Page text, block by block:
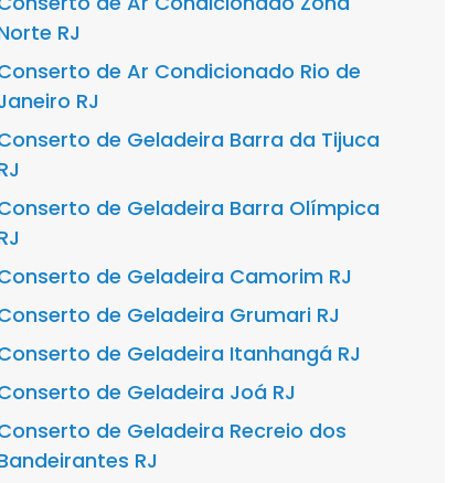
RJ
de Ar Condicionado Rio de
RJ
de Geladeira Barra da Tijuca
de Geladeira Barra Olímpica
de Geladeira Camorim RJ
de Geladeira Grumari RJ
de Geladeira Itanhangá RJ
de Geladeira Joá RJ
de Geladeira Recreio dos
RJ